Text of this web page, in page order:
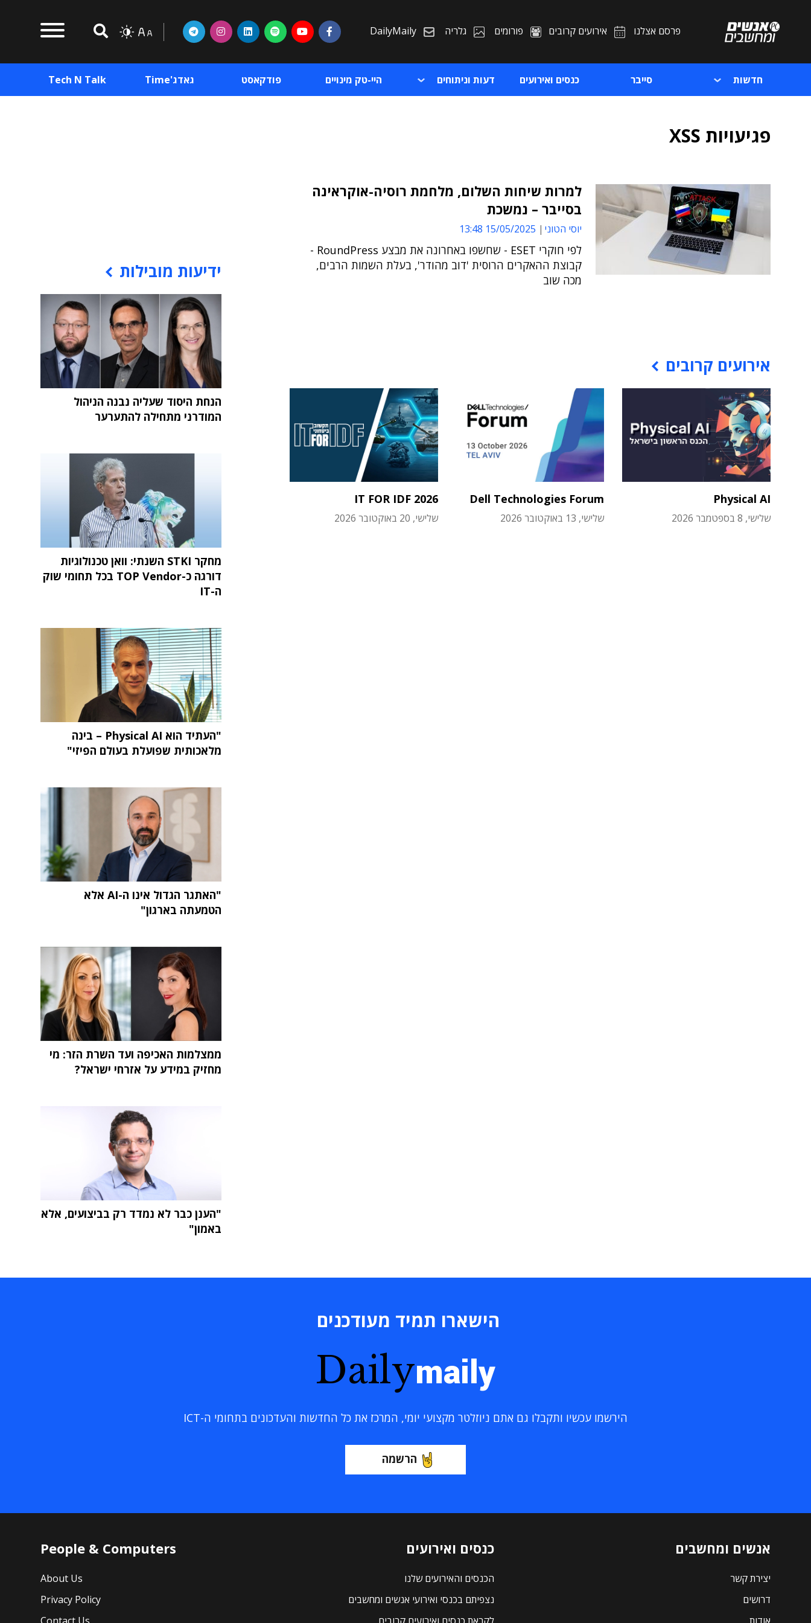
פרסם אצלנו אירועים קרובים פורומים גלריה DailyMaily
חדשות סייבר כנסים ואירועים דעות וניתוחים היי-טק מינויים פודקאסט גאדג'Time Tech N Talk
פגיעויות XSS
למרות שיחות השלום, מלחמת רוסיה-אוקראינה
בסייבר – נמשכת
יוסי הטוני 15/05/2025 13:48
לפי חוקרי ESET - שחשפו באחרונה את מבצע RoundPress -
קבוצת ההאקרים הרוסית 'דוב מהודר', בעלת השמות הרבים,
מכה שוב
אירועים קרובים
Physical AI
שלישי, 8 בספטמבר 2026
Dell Technologies Forum
שלישי, 13 באוקטובר 2026
IT FOR IDF 2026
שלישי, 20 באוקטובר 2026
ידיעות מובילות
הנחת היסוד שעליה נבנה הניהול
המודרני מתחילה להתערער
מחקר STKI השנתי: וואן טכנולוגיות
דורגה כ-TOP Vendor בכל תחומי שוק
ה-IT
"העתיד הוא Physical AI – בינה
מלאכותית שפועלת בעולם הפיזי"
"האתגר הגדול אינו ה-AI אלא
הטמעתה בארגון"
ממצלמות האכיפה ועד השרת הזר: מי
מחזיק במידע על אזרחי ישראל?
"הענן כבר לא נמדד רק בביצועים, אלא
באמון"
הישארו תמיד מעודכנים
Dailymaily
הירשמו עכשיו ותקבלו גם אתם ניוזלטר מקצועי יומי, המרכז את כל החדשות והעדכונים בתחומי ה-ICT
הרשמה
אנשים ומחשבים
יצירת קשר
דרושים
כנסים ואירועים
הכנסים והאירועים שלנו
נצפיתם בכנסי ואירועי אנשים ומחשבים
People & Computers
About Us
Privacy Policy